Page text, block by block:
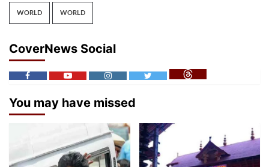
WORLD WORLD
CoverNews Social
You may have missed